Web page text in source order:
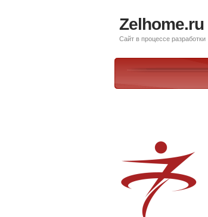
Zelhome.ru
Сайт в процессе разработки